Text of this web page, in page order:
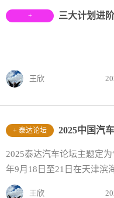
+ 三大计划进
王欣
+ 泰达论坛 2025中国汽
2025泰达汽车论坛主题定
年9月18日至21日在天津滨
王欣